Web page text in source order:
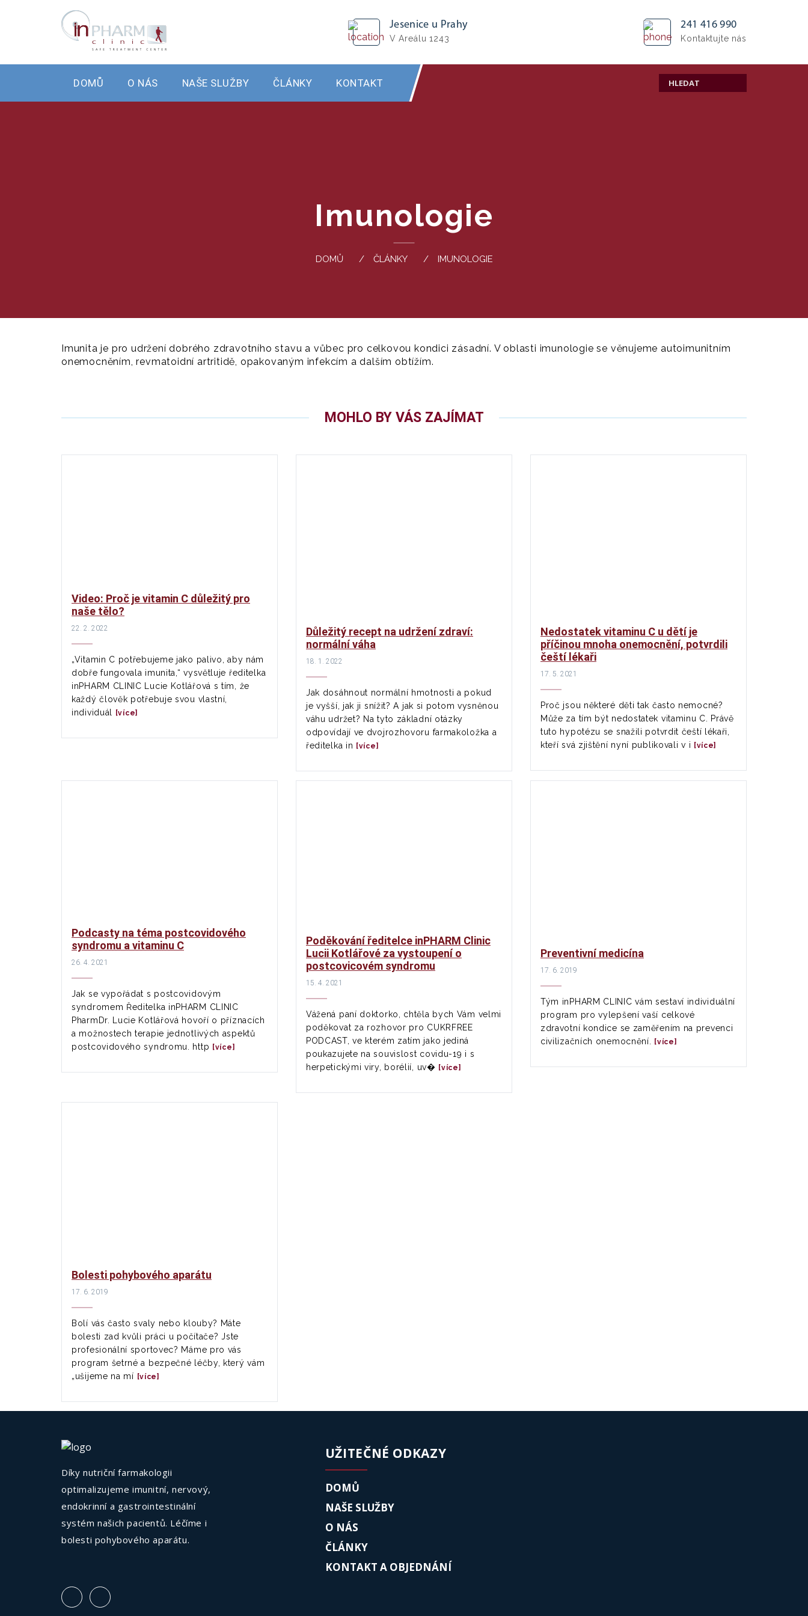
Jesenice u Prahy
V Areálu 1243
241 416 990
Kontaktujte nás
DOMŮ O NÁS NAŠE SLUŽBY ČLÁNKY KONTAKT
Imunologie
DOMŮ ČLÁNKY IMUNOLOGIE
Imunita je pro udržení dobrého zdravotního stavu a vůbec pro celkovou kondici zásadní. V oblasti imunologie se věnujeme autoimunitním
onemocněním, revmatoidní artritidě, opakovaným infekcím a dalším obtížím.
MOHLO BY VÁS ZAJÍMAT
Video: Proč je vitamin C důležitý pro
naše tělo?
22. 2. 2022
„Vitamin C potřebujeme jako palivo, aby nám
dobře fungovala imunita,“ vysvětluje ředitelka
inPHARM CLINIC Lucie Kotlářová s tím, že
každý člověk potřebuje svou vlastní,
individuál
[více]
Důležitý recept na udržení zdraví:
normální váha
18. 1. 2022
Jak dosáhnout normální hmotnosti a pokud
je vyšší, jak ji snížit? A jak si potom vysněnou
váhu udržet? Na tyto základní otázky
odpovídají ve dvojrozhovoru farmakoložka a
ředitelka in [více]
Nedostatek vitaminu C u dětí je
příčinou mnoha onemocnění, potvrdili
čeští lékaři
17. 5. 2021
Proč jsou některé děti tak často nemocné?
Může za tím být nedostatek vitaminu C. Právě
tuto hypotézu se snažili potvrdit čeští lékaři,
kteří svá zjištění nyní publikovali v i [více]
Podcasty na téma postcovidového
syndromu a vitaminu C
26. 4. 2021
Jak se vypořádat s postcovidovým
syndromem Ředitelka inPHARM CLINIC
PharmDr. Lucie Kotlářová hovoří o příznacích
a možnostech terapie jednotlivých aspektů
postcovidového syndromu. http [více]
Poděkování ředitelce inPHARM Clinic
Lucii Kotlářové za vystoupení o
postcovicovém syndromu
15. 4. 2021
Vážená paní doktorko, chtěla bych Vám velmi
poděkovat za rozhovor pro CUKRFREE
PODCAST, ve kterém zatím jako jediná
poukazujete na souvislost covidu-19 i s
herpetickými viry, borélií, uv� [více]
Preventivní medicína
17. 6. 2019
Tým inPHARM CLINIC vám sestaví individuální
program pro vylepšení vaší celkové
zdravotní kondice se zaměřením na prevenci
civilizačních onemocnění.
[více]
Bolesti pohybového aparátu
17. 6. 2019
Bolí vás často svaly nebo klouby? Máte
bolesti zad kvůli práci u počítače? Jste
profesionální sportovec? Máme pro vás
program šetrné a bezpečné léčby, který vám
„ušijeme na mí [více]
Díky nutriční farmakologii
optimalizujeme imunitní, nervový,
endokrinní a gastrointestinální
systém našich pacientů. Léčíme i
bolesti pohybového aparátu.
UŽITEČNÉ ODKAZY
DOMŮ
NAŠE SLUŽBY
O NÁS
ČLÁNKY
KONTAKT A OBJEDNÁNÍ